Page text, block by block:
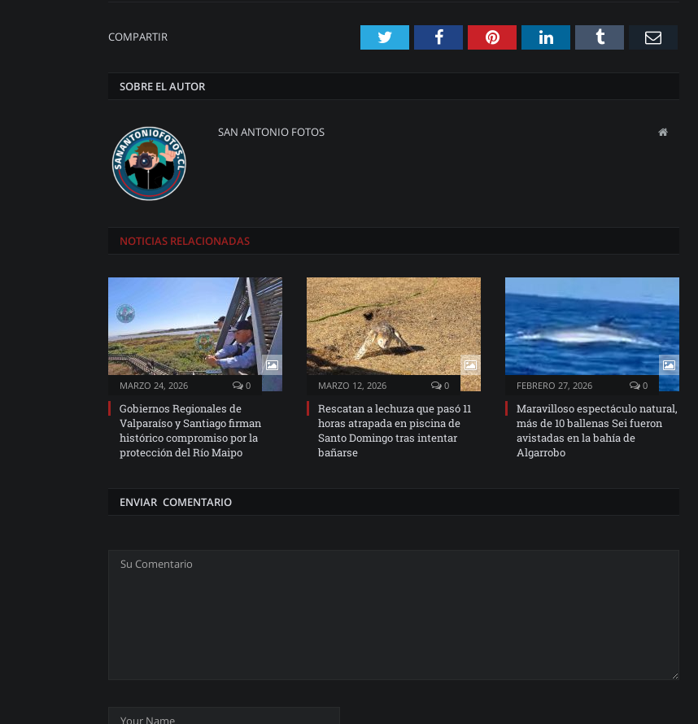
COMPARTIR Twitter FacebookPinterestLinkedInTumblr Email
SOBRE EL AUTOR
SAN ANTONIO FOTOS Website
NOTICIAS RELACIONADAS
MARZO 24, 2026 0
Gobiernos Regionales de
Valparaíso y Santiago firman
histórico compromiso por la
protección del Río Maipo
MARZO 12, 2026 0
Rescatan a lechuza que pasó 11
horas atrapada en piscina de
Santo Domingo tras intentar
bañarse
FEBRERO 27, 2026 0
Maravilloso espectáculo natural,
más de 10 ballenas Sei fueron
avistadas en la bahía de
Algarrobo
ENVIAR COMENTARIO